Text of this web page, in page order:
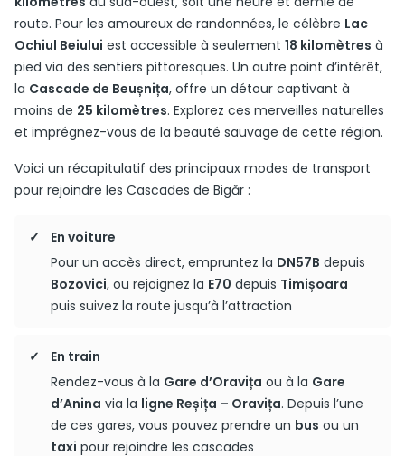
route. Pour les amoureux de randonnées, le célèbre Lac
Ochiul Beiului est accessible à seulement 18 kilomètres à
pied via des sentiers pittoresques. Un autre point d’intérêt,
la Cascade de Beușnița, offre un détour captivant à
moins de 25 kilomètres. Explorez ces merveilles naturelles
et imprégnez-vous de la beauté sauvage de cette région.
Voici un récapitulatif des principaux modes de transport
pour rejoindre les Cascades de Bigăr :
En voiture
Pour un accès direct, empruntez la DN57B depuis
Bozovici, ou rejoignez la E70 depuis Timișoara
puis suivez la route jusqu’à l’attraction
En train
Rendez-vous à la Gare d’Oravița ou à la Gare
d’Anina via la ligne Reșița – Oravița. Depuis l’une
de ces gares, vous pouvez prendre un bus ou un
taxi pour rejoindre les cascades